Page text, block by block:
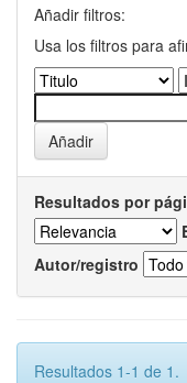
Añadir filtros:
Usa los filtros para
Resultados por
Autor/registro
Resultados 1-1 de 1.